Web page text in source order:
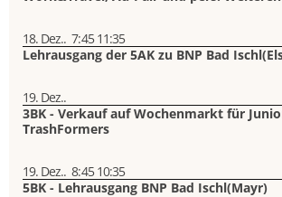
18. Dez.. 7:4511:35
Lehrausgang der 5AK zu BNP Bad
19. Dez..
3BK - Verkauf auf Wochenmarkt für
TrashFormers
19. Dez.. 8:4510:35
5BK - Lehrausgang BNP Bad Ischl(Mayr)